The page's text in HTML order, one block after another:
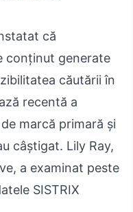
că
conținut generate
căutării în
recentă a
marcă primară și
câștigat. Lily Ray,
a examinat peste
SISTRIX